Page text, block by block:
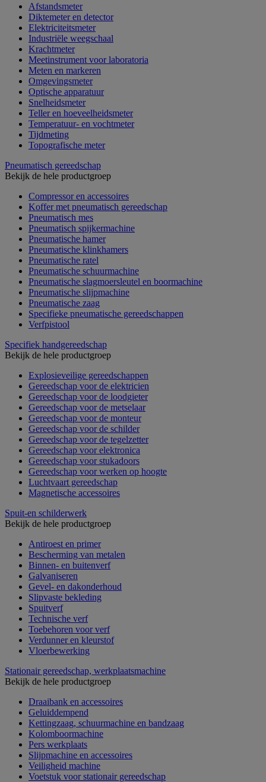
Afstandsmeter
Diktemeter en detector
Elektriciteitsmeter
Industriële weegschaal
Krachtmeter
Meetinstrument voor laboratoria
Meten en markeren
Omgevingsmeter
Optische apparatuur
Snelheidsmeter
Teller en hoeveelheidsmeter
Temperatuur- en vochtmeter
Tijdmeting
Topografische meter
Pneumatisch gereedschap
Bekijk de hele productgroep
Compressor en accessoires
Koffer met pneumatisch gereedschap
Pneumatisch mes
Pneumatisch spijkermachine
Pneumatische hamer
Pneumatische klinkhamers
Pneumatische ratel
Pneumatische schuurmachine
Pneumatische slagmoersleutel en boormachine
Pneumatische slijpmachine
Pneumatische zaag
Specifieke pneumatische gereedschappen
Verfpistool
Specifiek handgereedschap
Bekijk de hele productgroep
Explosieveilige gereedschappen
Gereedschap voor de elektricien
Gereedschap voor de loodgieter
Gereedschap voor de metselaar
Gereedschap voor de monteur
Gereedschap voor de schilder
Gereedschap voor de tegelzetter
Gereedschap voor elektronica
Gereedschap voor stukadoors
Gereedschap voor werken op hoogte
Luchtvaart gereedschap
Magnetische accessoires
Spuit-en schilderwerk
Bekijk de hele productgroep
Antiroest en primer
Bescherming van metalen
Binnen- en buitenverf
Galvaniseren
Gevel- en dakonderhoud
Slipvaste bekleding
Spuitverf
Technische verf
Toebehoren voor verf
Verdunner en kleurstof
Vloerbewerking
Stationair gereedschap, werkplaatsmachine
Bekijk de hele productgroep
Draaibank en accessoires
Geluiddempend
Kettingzaag, schuurmachine en bandzaag
Kolomboormachine
Pers werkplaats
Slijpmachine en accessoires
Veiligheid machine
Voetstuk voor stationair gereedschap